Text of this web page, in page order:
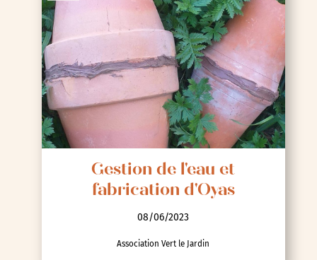
Gestion de l'eau et
fabrication d'Oyas
08/06/2023
Association Vert le Jardin